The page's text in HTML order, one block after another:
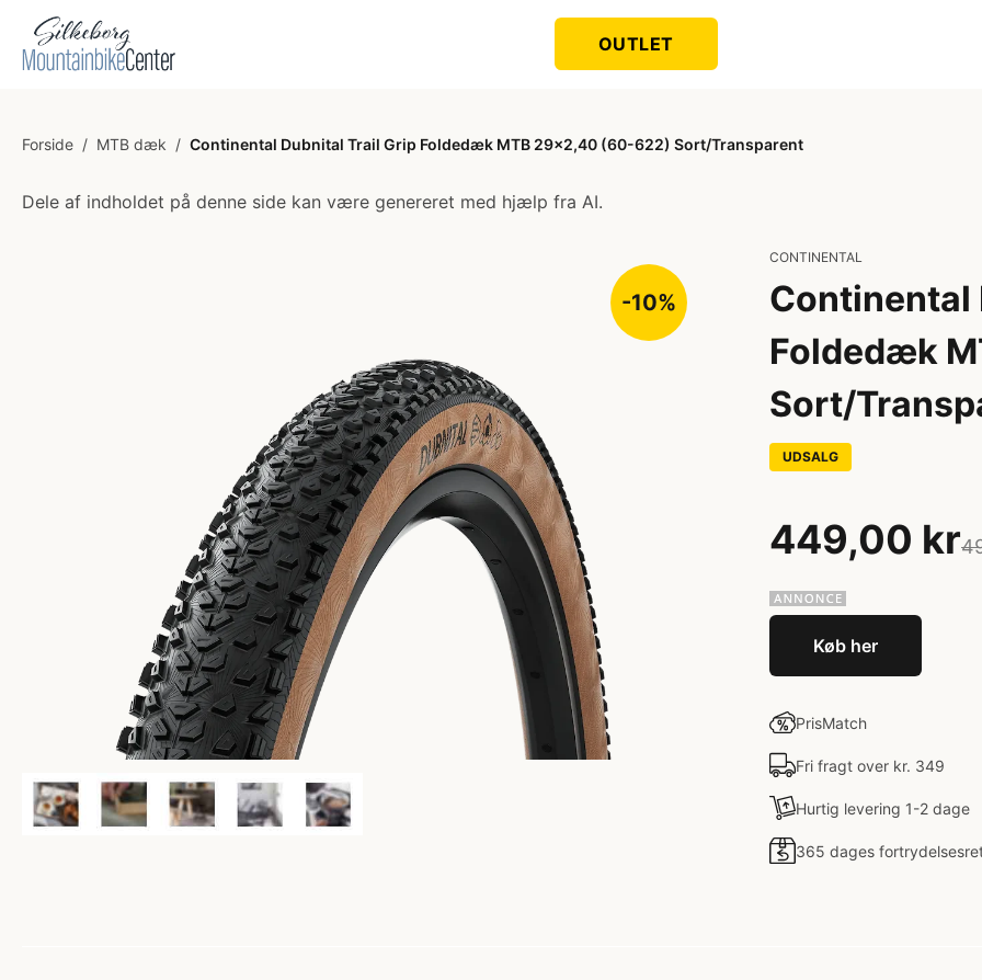
OUTLET
Forside / MTB dæk / Continental Dubnital Trail Grip Foldedæk MTB 29x2,40 (60-622) Sort/Transparent
Dele af indholdet på denne side kan være genereret med hjælp fra AI.
-10%
CONTINENTAL
Continental
Foldedæk
Sort/
UDSALG
449,00 kr
Køb her
PrisMatch
Fri fragt over kr. 349
Hurtig levering 1-2 dage
365 dages